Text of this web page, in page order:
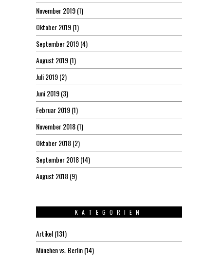
November 2019(1)
Oktober 2019(1)
September 2019(4)
August 2019(1)
Juli 2019(2)
Juni 2019(3)
Februar 2019(1)
November 2018(1)
Oktober 2018(2)
September 2018(14)
August 2018(9)
KATEGORIEN
Artikel(131)
München vs. Berlin(14)